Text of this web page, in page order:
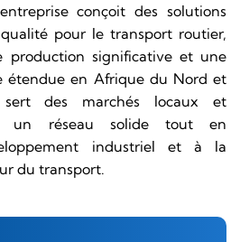
conçoit des solutions
pour le transport routier,
production significative et une
étendue en Afrique du Nord et
sert des marchés locaux et
un réseau solide tout en
industriel et à la
du transport.